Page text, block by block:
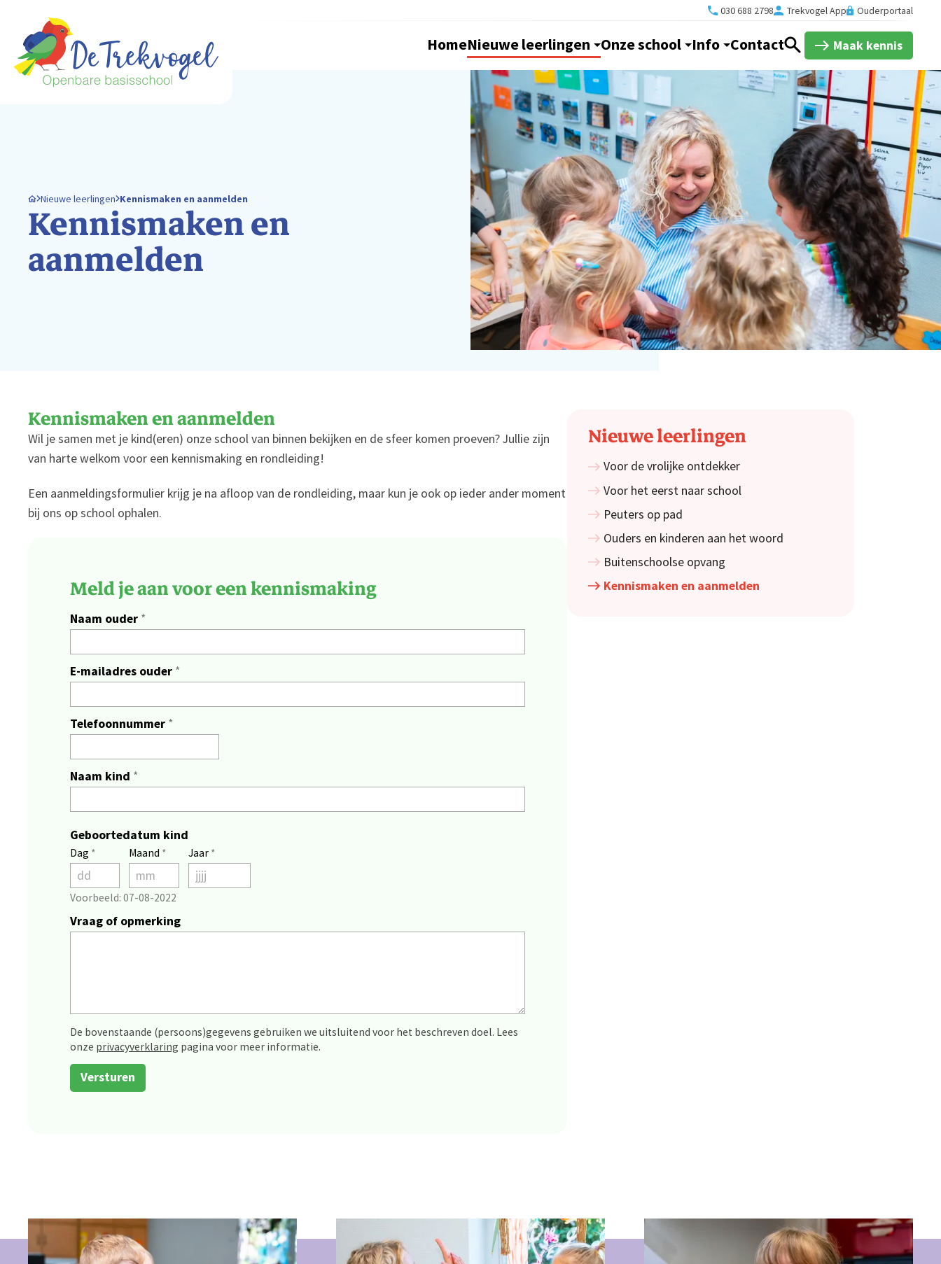
030 688 2798 Trekvogel App Ouderportaal
HomeNieuwe leerlingen Onze school Info Contact Maak kennis
Nieuwe leerlingen Kennismaken en aanmelden
Kennismaken en
aanmelden
Kennismaken en aanmelden
Wil je samen met je kind(eren) onze school van binnen bekijken en de sfeer komen proeven? Jullie zijn
van harte welkom voor een kennismaking en rondleiding!
Een aanmeldingsformulier krijg je na afloop van de rondleiding, maar kun je ook op ieder ander moment
bij ons op school ophalen.
Meld je aan voor een kennismaking
Naam ouder *
E-mailadres ouder *
Telefoonnummer *
Naam kind *
Geboortedatum kind
Dag * Maand * Jaar *
Voorbeeld: 07-08-2022
Vraag of opmerking
De bovenstaande (persoons)gegevens gebruiken we uitsluitend voor het beschreven doel. Lees
onze privacyverklaring pagina voor meer informatie.
Versturen
Nieuwe leerlingen
Voor de vrolijke ontdekker
Voor het eerst naar school
Peuters op pad
Ouders en kinderen aan het woord
Buitenschoolse opvang
Kennismaken en aanmelden